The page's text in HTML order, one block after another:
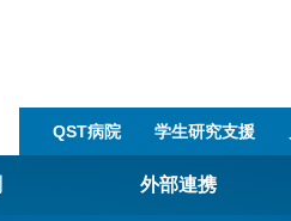
QST病院 学生研究支援​
外部連携